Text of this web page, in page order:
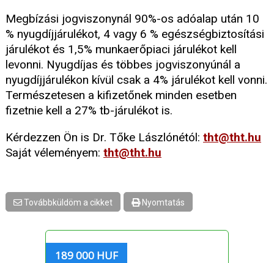
Megbízási jogviszonynál 90%-os adóalap után 10
% nyugdíjjárulékot, 4 vagy 6 % egészségbiztosítási
járulékot és 1,5% munkaerőpiaci járulékot kell
levonni. Nyugdíjas és többes jogviszonyúnál a
nyugdíjjárulékon kívül csak a 4% járulékot kell vonni.
Természetesen a kifizetőnek minden esetben
fizetnie kell a 27% tb-járulékot is.
Kérdezzen Ön is Dr. Tőke Lászlónétól: tht@tht.hu
Saját véleményem: tht@tht.hu
Továbbküldöm a cikket Nyomtatás
189 000 HUF